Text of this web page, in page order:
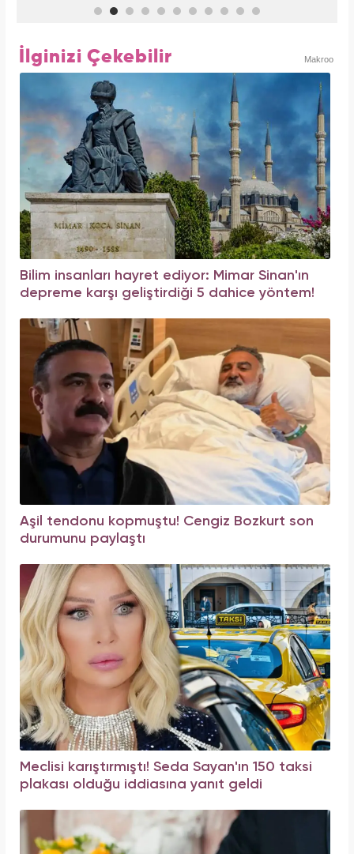
İlginizi Çekebilir Makroo
Bilim insanları hayret ediyor: Mimar Sinan'ın
depreme karşı geliştirdiği 5 dahice yöntem!
Aşil tendonu kopmuştu! Cengiz Bozkurt son
durumunu paylaştı
Meclisi karıştırmıştı! Seda Sayan'ın 150 taksi
plakası olduğu iddiasına yanıt geldi